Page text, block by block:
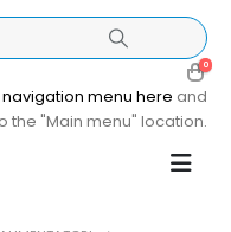
0
navigation menu here and
the "Main menu" location.